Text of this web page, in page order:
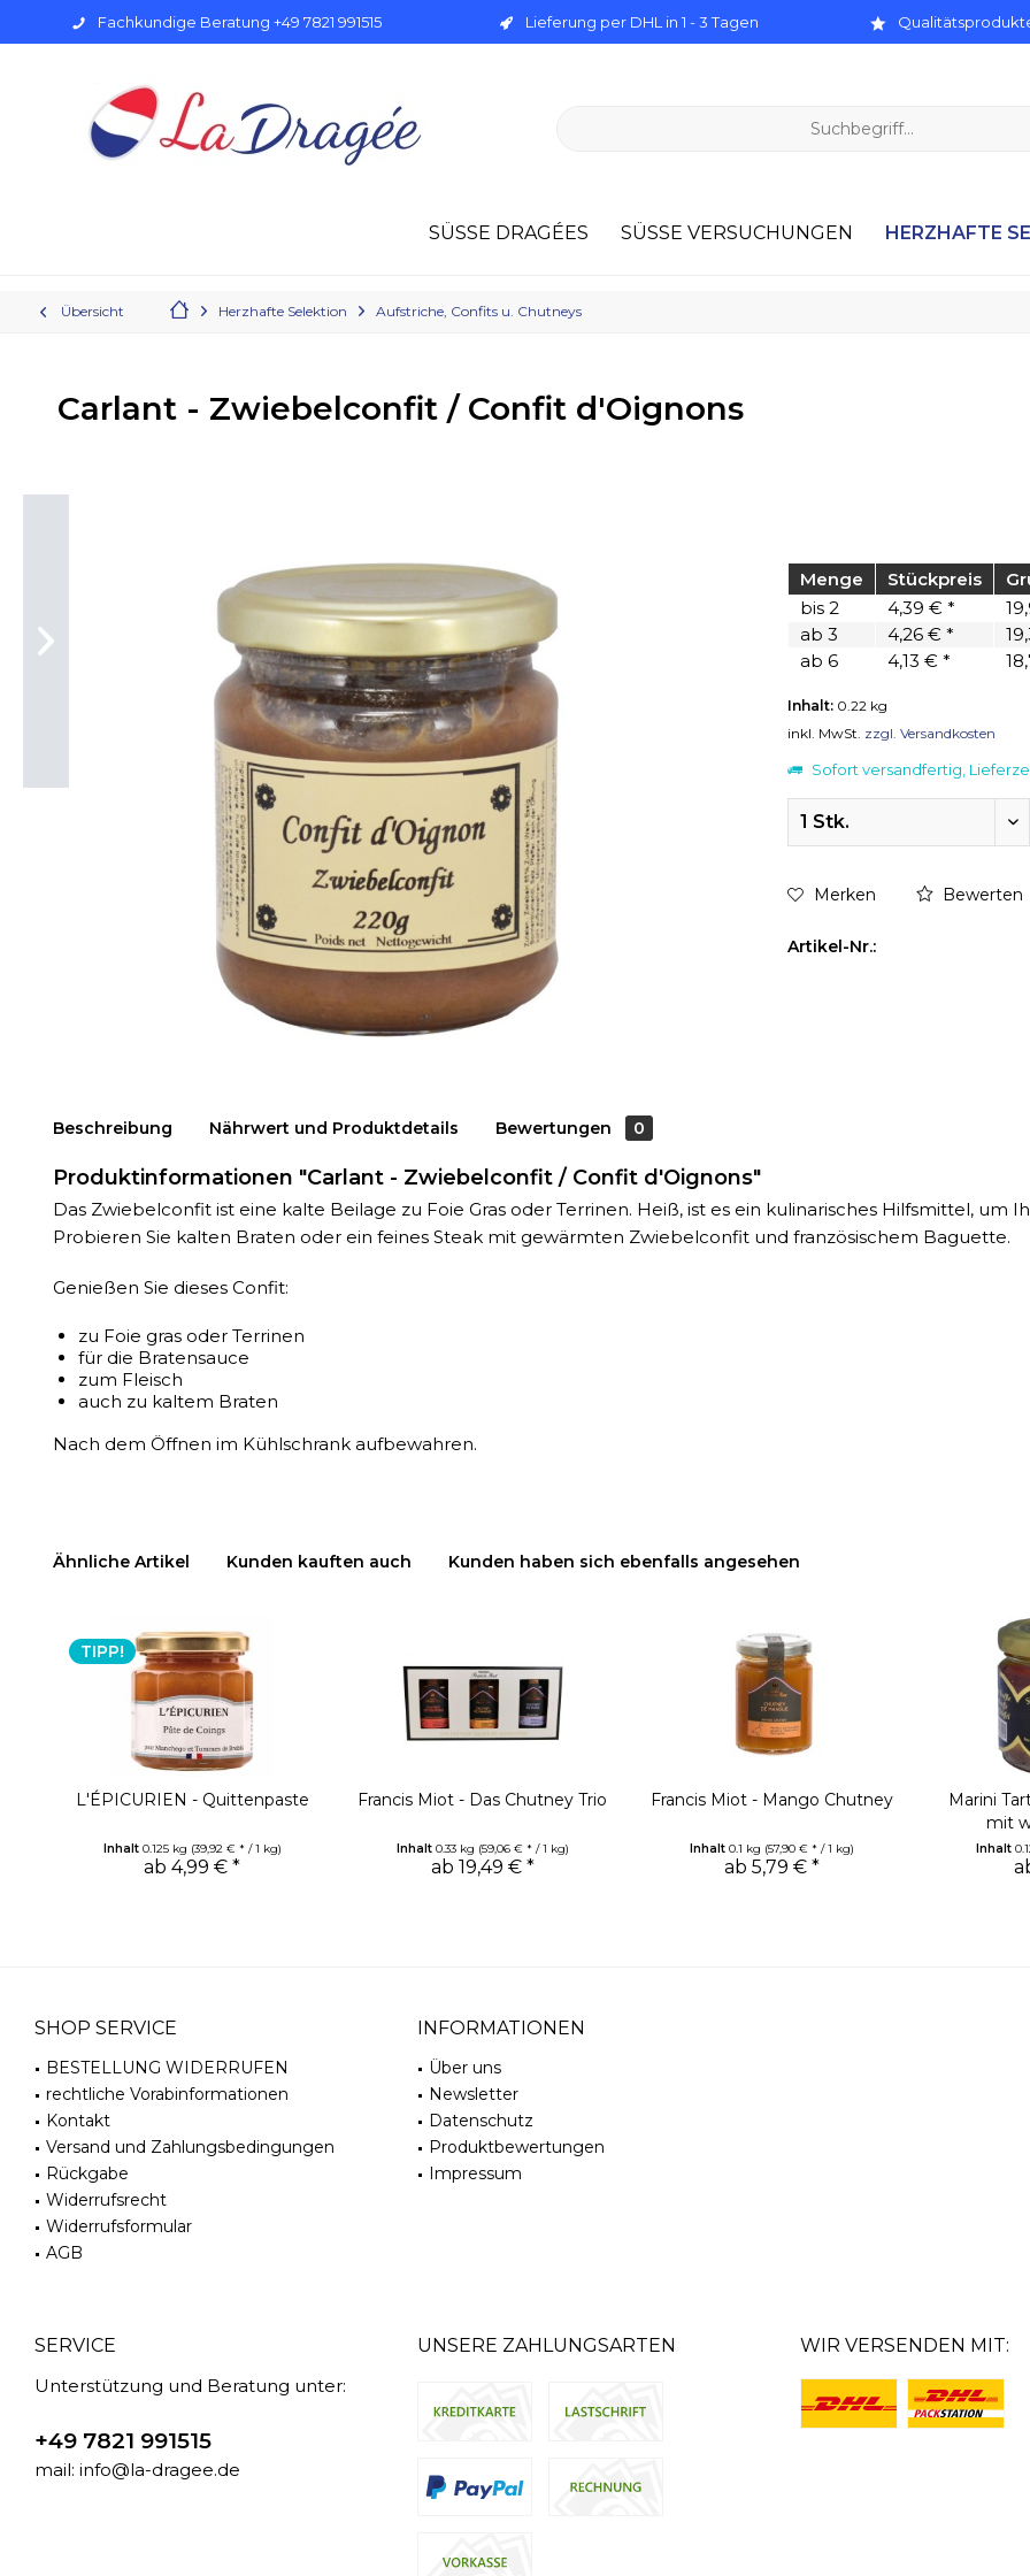
Fachkundige Beratung +49 7821 991515 Lieferung per DHL in 1 - 3 Tagen
SÜSSE DRAGÉES SÜSSE VERSUCHUNGEN HERZHAFTE
Übersicht Herzhafte Selektion Aufstriche, Confits u. Chutneys
Carlant - Zwiebelconfit / Confit d'Oignons
Menge Stückpreis
bis 2 4,39 € *
ab 3 4,26 € *
ab 6 4,13 € *
Inhalt: 0.22 kg
inkl. MwSt. zzgl. Versandkosten
Sofort versandfertig,
Merken Bewerten
Artikel-Nr.:
Beschreibung Nährwert und Produktdetails Bewertungen 0
Produktinformationen "Carlant - Zwiebelconfit / Confit d'Oignons"
Das Zwiebelconfit ist eine kalte Beilage zu Foie Gras oder Terrinen. Heiß, ist es ein kulinarisches Hilfsmittel,
Probieren Sie kalten Braten oder ein feines Steak mit gewärmten Zwiebelconfit und französischem Baguette.
Genießen Sie dieses Confit:
zu Foie gras oder Terrinen
für die Bratensauce
zum Fleisch
auch zu kaltem Braten
Nach dem Öffnen im Kühlschrank aufbewahren.
Ähnliche Artikel Kunden kauften auch Kunden haben sich ebenfalls angesehen
TIPP!
L'ÉPICURIEN - Quittenpaste
Inhalt 0.125 kg (39,92 € * / 1 kg)
ab 4,99 € *
Francis Miot - Das Chutney Trio
Inhalt 0.33 kg (59,06 € * / 1 kg)
ab 19,49 € *
Francis Miot - Mango Chutney
Inhalt0.1 kg (57,90 € * / 1 kg)
ab 5,79 € *
Marini
mit
Inhalt
SHOP SERVICE
BESTELLUNG WIDERRUFEN
rechtliche Vorabinformationen
Kontakt
Versand und Zahlungsbedingungen
Rückgabe
Widerrufsrecht
Widerrufsformular
AGB
INFORMATIONEN
Über uns
Newsletter
Datenschutz
Produktbewertungen
Impressum
SERVICE
Unterstützung und Beratung unter:
+49 7821 991515
mail: info@la-dragee.de
UNSERE ZAHLUNGSARTEN WIR VERSENDEN MIT: